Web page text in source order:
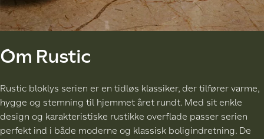
Om Rustic
Rustic bloklys serien er en tidløs klassiker, der tilfører varme,
hygge og stemning til hjemmet året rundt. Med sit enkle
design og karakteristiske rustikke overflade passer serien
perfekt ind i både moderne og klassisk boligindretning. De